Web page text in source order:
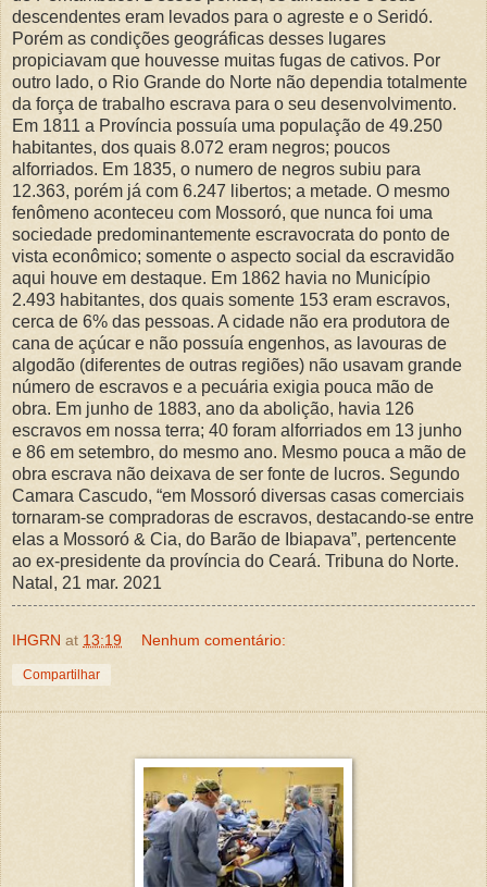
descendentes eram levados para o agreste e o Seridó.
Porém as condições geográficas desses lugares
propiciavam que houvesse muitas fugas de cativos. Por
outro lado, o Rio Grande do Norte não dependia totalmente
da força de trabalho escrava para o seu desenvolvimento.
Em 1811 a Província possuía uma população de 49.250
habitantes, dos quais 8.072 eram negros; poucos
alforriados. Em 1835, o numero de negros subiu para
12.363, porém já com 6.247 libertos; a metade. O mesmo
fenômeno aconteceu com Mossoró, que nunca foi uma
sociedade predominantemente escravocrata do ponto de
vista econômico; somente o aspecto social da escravidão
aqui houve em destaque. Em 1862 havia no Município
2.493 habitantes, dos quais somente 153 eram escravos,
cerca de 6% das pessoas. A cidade não era produtora de
cana de açúcar e não possuía engenhos, as lavouras de
algodão (diferentes de outras regiões) não usavam grande
número de escravos e a pecuária exigia pouca mão de
obra. Em junho de 1883, ano da abolição, havia 126
escravos em nossa terra; 40 foram alforriados em 13 junho
e 86 em setembro, do mesmo ano. Mesmo pouca a mão de
obra escrava não deixava de ser fonte de lucros. Segundo
Camara Cascudo, “em Mossoró diversas casas comerciais
tornaram-se compradoras de escravos, destacando-se entre
elas a Mossoró & Cia, do Barão de Ibiapava”, pertencente
ao ex-presidente da província do Ceará. Tribuna do Norte.
Natal, 21 mar. 2021
IHGRN at 13:19 Nenhum comentário:
Compartilhar